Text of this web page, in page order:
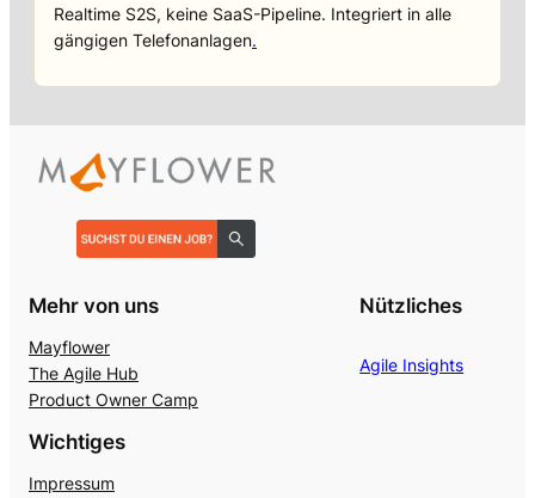
Realtime S2S, keine SaaS-Pipeline. Integriert in alle
gängigen Telefonanlagen.
Mehr von uns
Mayflower
The Agile Hub
Product Owner Camp
Nützliches
Agile Insights
Wichtiges
Impressum